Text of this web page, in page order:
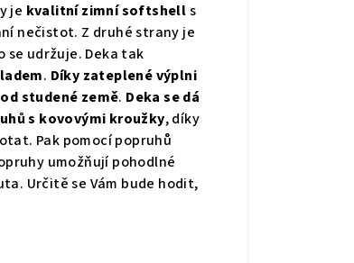
je kvalitní zimní softshells
nečistot. Z druhé strany je
se udržuje. Deka tak
. Díky zateplené výplni
studené země. Deka se dá
s kovovými kroužky, díky
Pak pomocí popruhů
umožňují pohodlné
Určitě se Vám bude hodit,